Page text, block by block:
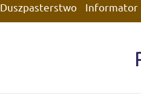
Duszpasterstwo Informator